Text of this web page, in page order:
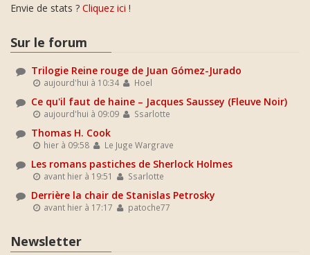
Envie de stats ? Cliquez ici !
Sur le forum
Trilogie Reine rouge de Juan Gómez-Jurado
aujourd'hui à 10:34 Hoel
Ce qu'il faut de haine – Jacques Saussey (Fleuve Noir)
aujourd'hui à 09:09 Ssarlotte
Thomas H. Cook
hier à 09:58 Le Juge Wargrave
Les romans pastiches de Sherlock Holmes
avant hier à 19:51 Ssarlotte
Derrière la chair de Stanislas Petrosky
avant hier à 17:17 patoche77
Newsletter